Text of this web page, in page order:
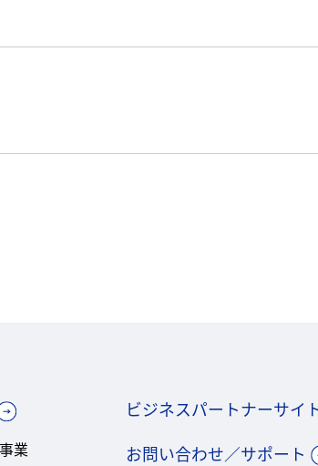
業
ビジネスパートナーサイ
お問い合わせ／サポート